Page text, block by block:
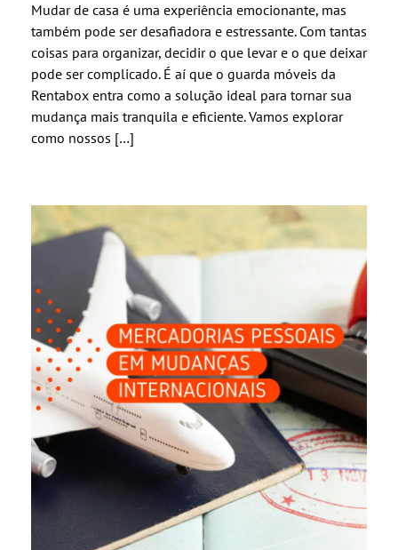
Mudar de casa é uma experiência emocionante, mas
também pode ser desafiadora e estressante. Com tantas
coisas para organizar, decidir o que levar e o que deixar
pode ser complicado. É aí que o guarda móveis da
Rentabox entra como a solução ideal para tornar sua
mudança mais tranquila e eficiente. Vamos explorar
como nossos […]